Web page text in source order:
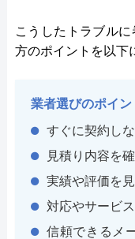
こうしたトラブル
方のポイントを以下
業者選びのポイン
すぐに契約し
見積り内容を
実績や評価を
対応やサービ
信頼できるメ